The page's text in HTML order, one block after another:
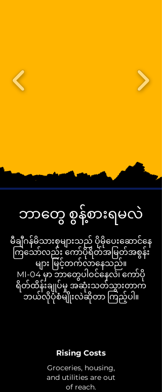
ဘာတွေ စွန့်စားရမလဲ
မီချီဂန်မိသားစုများသည် ပိုမိုပေးဆောင်နေ
ကြသော်လည်း ကော်ပိုရိတ်အမြတ်အစွန်း
များ မြင့်တက်လာနေသည်။
MI-04 မှာ ဘာတွေပါဝင်နေလဲ၊ ကော်ပို
ရိတ်ထိန်းချုပ်မှု အဆုံးသတ်သွားတာက
ဘယ်လိုပုံစံမျိုးလဲဆိုတာ ကြည့်ပါ။
Rising Costs
Groceries, housing,
and utilities are out
of reach.